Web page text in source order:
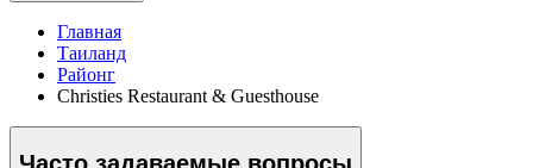
Главная
Таиланд
Районг
Christies Restaurant & Guesthouse
Часто задаваемые вопросы